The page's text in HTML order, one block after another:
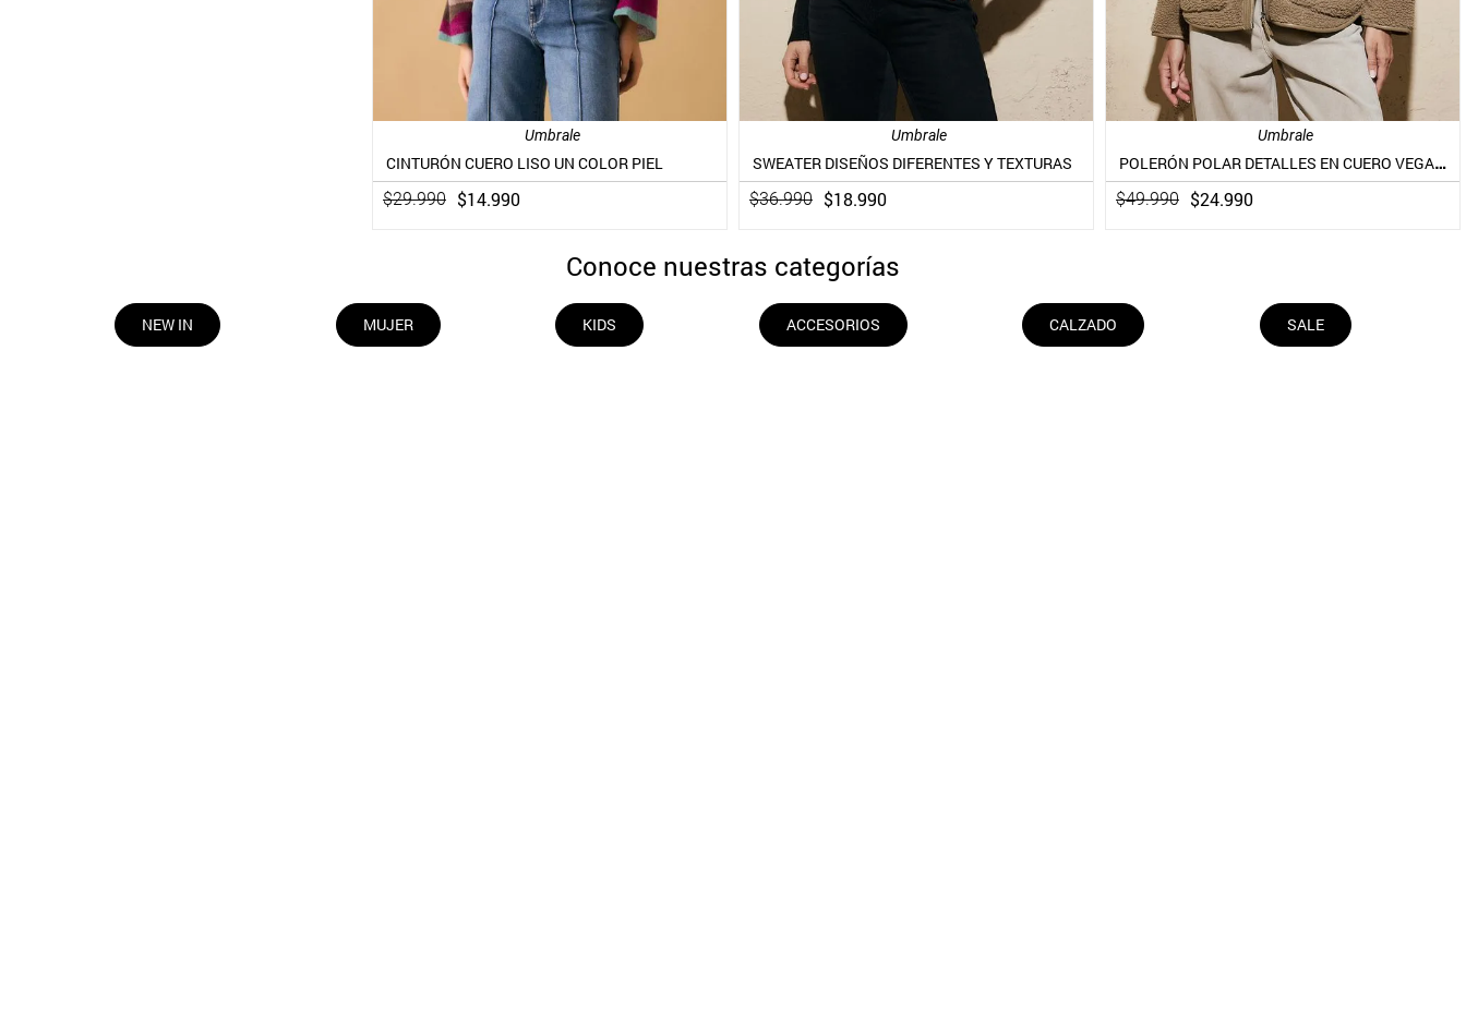
Umbrale
CINTURÓN CUERO LISO UN COLOR PIEL
$29.990 $14.990
Umbrale
SWEATER DISEÑOS DIFERENTES Y TEXTURAS
$36.990 $18.990
Umbrale
POLERÓN POLAR DETALLES EN CUERO VEGANO
$49.990 $24.990
Conoce nuestras categorías
NEW IN MUJER KIDS ACCESORIOS CALZADO SALE